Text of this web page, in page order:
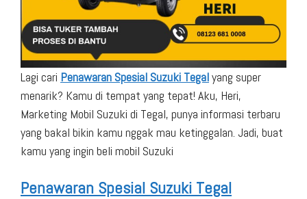
Lagi cari Penawaran Spesial Suzuki Tegalyang super
menarik? Kamu di tempat yang tepat! Aku, Heri,
Marketing Mobil Suzuki di Tegal, punya informasi terbaru
yang bakal bikin kamu nggak mau ketinggalan. Jadi, buat
kamu yang ingin beli mobil Suzuki
Penawaran Spesial Suzuki Tegal